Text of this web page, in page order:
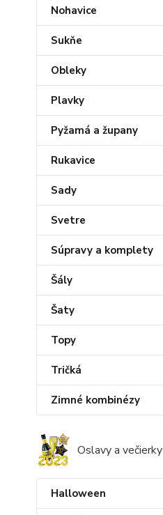
Nohavice
Sukňe
Obleky
Plavky
Pyžamá a župany
Rukavice
Sady
Svetre
Súpravy a komplety
Šály
Šaty
Topy
Tričká
Zimné kombinézy
Oslavy a večierky
Halloween